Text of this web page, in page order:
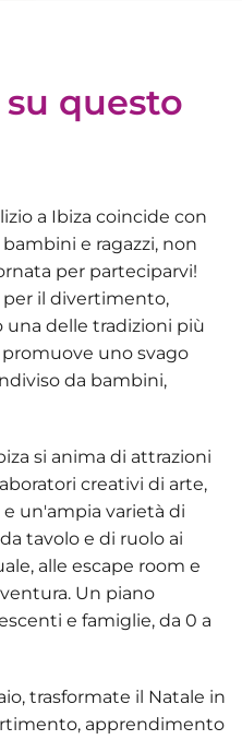
questo
a Ibiza coincide con
e ragazzi, non
per parteciparvi!
per il divertimento,
delle tradizioni più
uno svago
da bambini,
si anima di attrazioni
creativi di arte,
un'ampia varietà di
tavolo e di ruolo ai
alle escape room e
Un piano
e famiglie, da 0 a
trasformate il Natale in
apprendimento